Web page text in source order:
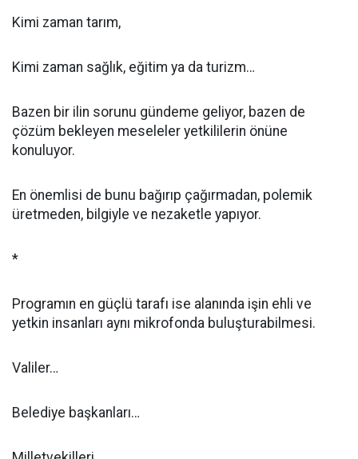
Kimi zaman tarım,
Kimi zaman sağlık, eğitim ya da turizm…
Bazen bir ilin sorunu gündeme geliyor, bazen de
çözüm bekleyen meseleler yetkililerin önüne
konuluyor.
En önemlisi de bunu bağırıp çağırmadan, polemik
üretmeden, bilgiyle ve nezaketle yapıyor.
*
Programın en güçlü tarafı ise alanında işin ehli ve
yetkin insanları aynı mikrofonda buluşturabilmesi.
Valiler…
Belediye başkanları…